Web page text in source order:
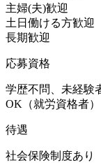
主婦(夫)歓迎
土日働ける方歓迎
長期歓迎
応募資格
学歴不問、未経験
OK（就労資格者）
待遇
社会保険制度あり